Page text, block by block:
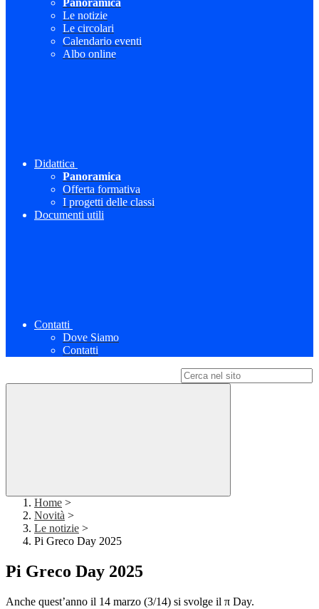
Panoramica
Le notizie
Le circolari
Calendario eventi
Albo online
Didattica
Panoramica
Offerta formativa
I progetti delle classi
Documenti utili
Contatti
Dove Siamo
Contatti
Home >
Novità >
Le notizie >
Pi Greco Day 2025
Pi Greco Day 2025
Anche quest’anno il 14 marzo (3/14) si svolge il π Day.